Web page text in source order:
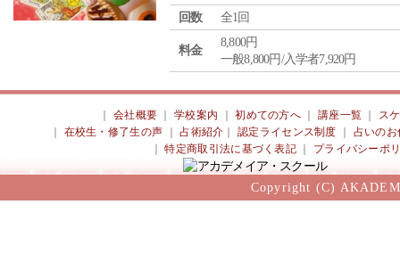
回数
全1回
料金
8,800円
一般8,800円/入学者7,920円
会社概要 ｜学校案内 ｜初めての方へ 講座一覧
ス
在校生・修了生の声 ｜占術紹介 ｜認定ライセンス制度
占いのお
｜特定商取引法に基づく表記 プライバシーポ
Copyright (C)